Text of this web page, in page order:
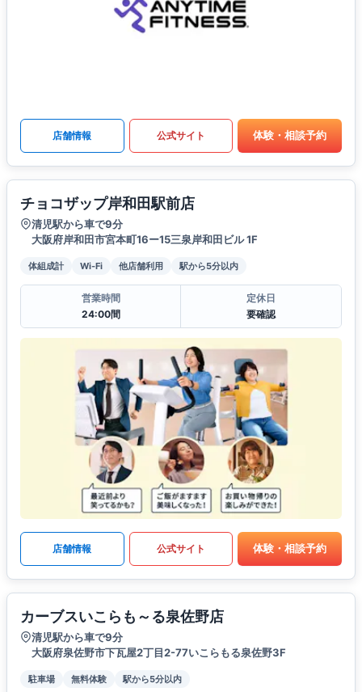
店舗情報 公式サイト 体験・相談予約
チョコザップ岸和田駅前店
清児駅から車で9分
大阪府岸和田市宮本町16ー15三泉岸和田ビル 1F
体組成計 Wi-Fi 他店舗利用 駅から5分以内
営業時間
24:00間
定休日
要確認
店舗情報 公式サイト 体験・相談予約
カーブスいこらも～る泉佐野店
清児駅から車で9分
大阪府泉佐野市下瓦屋2丁目2-77いこらもる泉佐野3F
駐車場 無料体験 駅から5分以内